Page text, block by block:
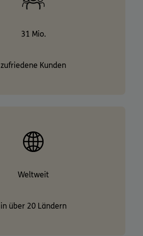
31 Mio.
zufriedene Kunden
Weltweit
in über 20 Ländern